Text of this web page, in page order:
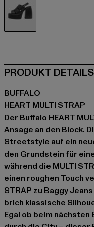
PRODUKT DETAILS
BUFFALO
HEART MULTI STRAP
Der Buffalo HEART
Ansage an den Block.
Streetstyle auf ein
den Grundstein für
während die MULTI
einen roughen Touch
STRAP zu Baggy
brich klassische
Egal ob beim